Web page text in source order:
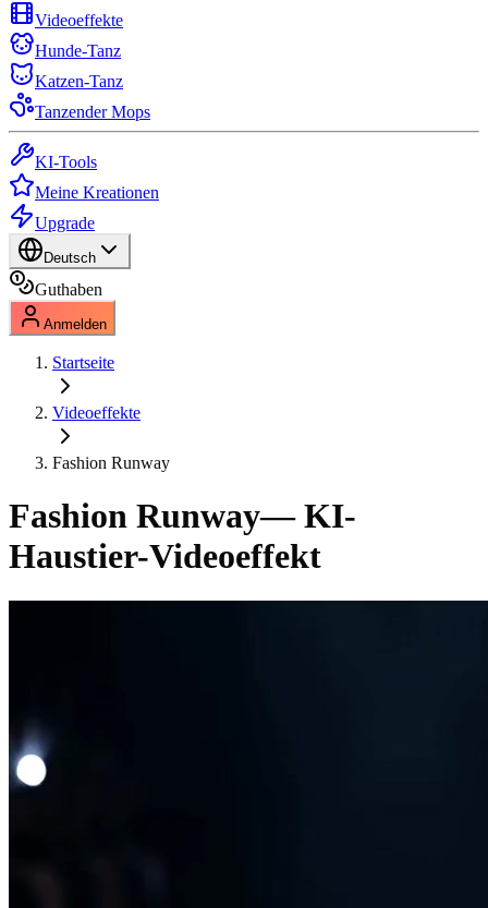
Videoeffekte
Hunde-Tanz
Katzen-Tanz
Tanzender Mops
KI-Tools
Meine Kreationen
Upgrade
Deutsch
Guthaben
Anmelden
Startseite
Videoeffekte
Fashion Runway
Fashion Runway— KI-
Haustier-Videoeffekt